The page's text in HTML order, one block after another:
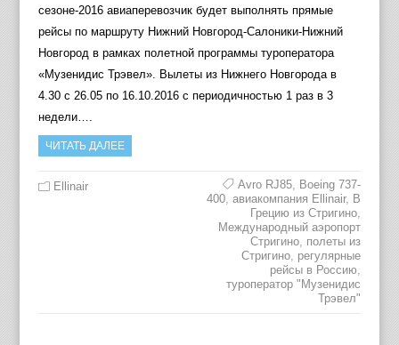
сезоне-2016 авиаперевозчик будет выполнять прямые
рейсы по маршруту Нижний Новгород-Салоники-Нижний
Новгород в рамках полетной программы туроператора
«Музенидис Трэвел». Вылеты из Нижнего Новгорода в
4.30 с 26.05 по 16.10.2016 с периодичностью 1 раз в 3
недели….
ЧИТАТЬ ДАЛЕЕ
Ellinair Avro RJ85, Boeing 737-
400,авиакомпания Ellinair, В
Грецию из Стригино,
Международный аэропорт
Стригино, полеты из
Стригино, регулярные
рейсы в Россию,
туроператор "Музенидис
Трэвел"